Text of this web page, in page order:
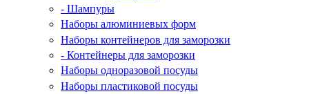
- Шампуры
Наборы алюминиевых форм
Наборы контейнеров для заморозки
- Контейнеры для заморозки
Наборы одноразовой посуды
Наборы пластиковой посуды